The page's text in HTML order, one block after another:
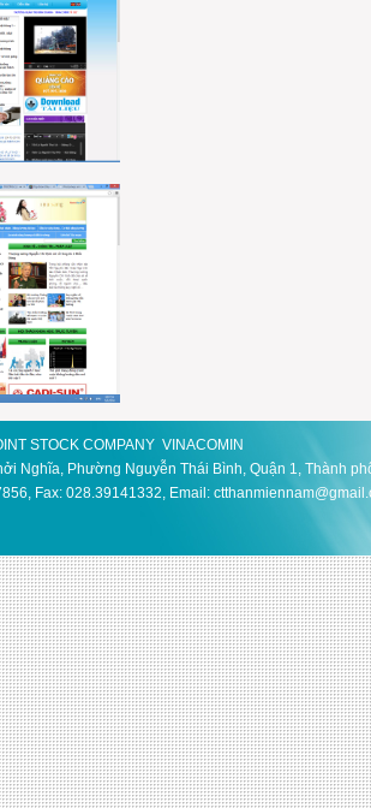
STOCK COMPANY VINACOMIN
Nghĩa, Phường Nguyễn Thái Bình, Quận 1, Thành
Fax: 028.39141332, Email: